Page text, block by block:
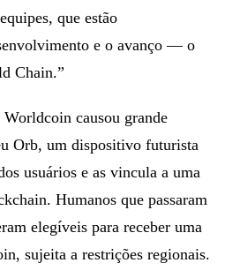
que estão
e o avanço — o
Chain.”
causou grande
Orb, um dispositivo futurista
usuários e as vincula a uma
Humanos que passaram
elegíveis para receber uma
sujeita a restrições regionais.